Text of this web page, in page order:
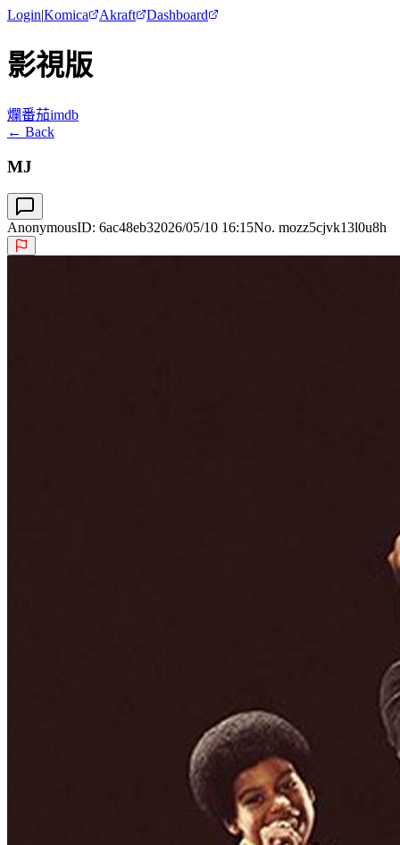
Login|Komica Akraft Dashboard
影視版
爛番茄imdb
← Back
MJ
AnonymousID: 6ac48eb32026/05/10 16:15No. mozz5cjvk13l0u8h